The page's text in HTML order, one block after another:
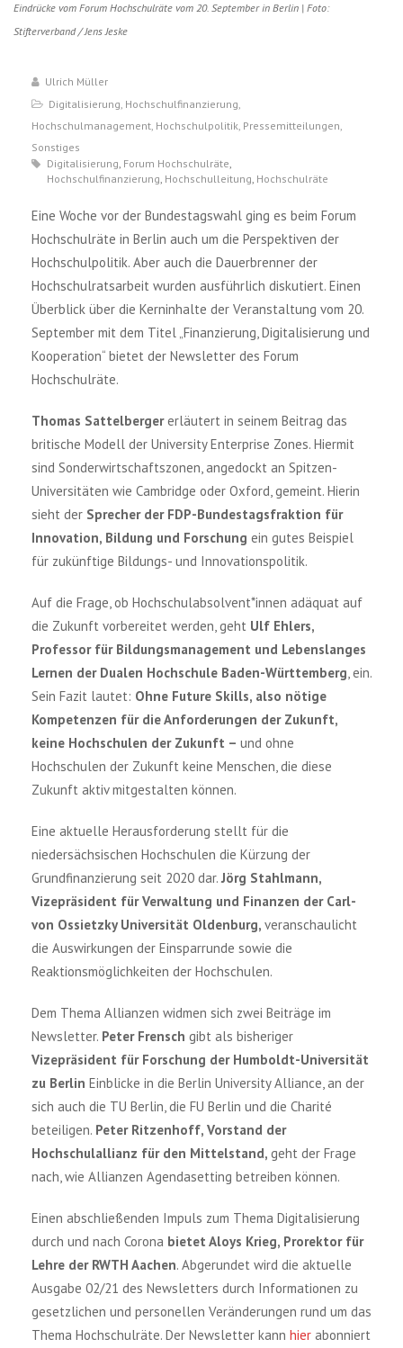
Eindrücke vom Forum Hochschulräte vom 20. September in Berlin | Foto:
Stifterverband / Jens Jeske
Ulrich Müller
Digitalisierung, Hochschulfinanzierung,
Hochschulmanagement, Hochschulpolitik, Pressemitteilungen,
Sonstiges
Digitalisierung, Forum Hochschulräte,
Hochschulfinanzierung, Hochschulleitung, Hochschulräte
Eine Woche vor der Bundestagswahl ging es beim Forum
Hochschulräte in Berlin auch um die Perspektiven der
Hochschulpolitik. Aber auch die Dauerbrenner der
Hochschulratsarbeit wurden ausführlich diskutiert. Einen
Überblick über die Kerninhalte der Veranstaltung vom 20.
September mit dem Titel „Finanzierung, Digitalisierung und
Kooperation“ bietet der Newsletter des Forum
Hochschulräte.
Thomas Sattelbergererläutert in seinem Beitrag das
britische Modell der University Enterprise Zones. Hiermit
sind Sonderwirtschaftszonen, angedockt an Spitzen-
Universitäten wie Cambridge oder Oxford, gemeint. Hierin
sieht der Sprecher der FDP-Bundestagsfraktion für
Innovation, Bildung und Forschung ein gutes Beispiel
für zukünftige Bildungs- und Innovationspolitik.
Auf die Frage, ob Hochschulabsolvent*innen adäquat auf
die Zukunft vorbereitet werden, geht Ulf Ehlers,
Professor für Bildungsmanagement und Lebenslanges
Lernen der Dualen Hochschule Baden-Württemberg, ein.
Sein Fazit lautet: Ohne Future Skills, also nötige
Kompetenzen für die Anforderungen der Zukunft,
keine Hochschulen der Zukunft – und ohne
Hochschulen der Zukunft keine Menschen, die diese
Zukunft aktiv mitgestalten können.
Eine aktuelle Herausforderung stellt für die
niedersächsischen Hochschulen die Kürzung der
Grundfinanzierung seit 2020 dar.Jörg Stahlmann,
Vizepräsident für Verwaltung und Finanzen der Carl-
von Ossietzky Universität Oldenburg, veranschaulicht
die Auswirkungen der Einsparrunde sowie die
Reaktionsmöglichkeiten der Hochschulen.
Dem Thema Allianzen widmen sich zwei Beiträge im
Newsletter. Peter Frensch gibt als bisheriger
Vizepräsident für Forschung der Humboldt-Universität
zu Berlin Einblicke in die Berlin University Alliance, an der
sich auch die TU Berlin, die FU Berlin und die Charité
beteiligen. Peter Ritzenhoff, Vorstand der
Hochschulallianz für den Mittelstand, geht der Frage
nach, wie Allianzen Agendasetting betreiben können.
Einen abschließenden Impuls zum Thema Digitalisierung
durch und nach Corona bietet Aloys Krieg, Prorektor für
Lehre der RWTH Aachen. Abgerundet wird die aktuelle
Ausgabe 02/21 des Newsletters durch Informationen zu
gesetzlichen und personellen Veränderungen rund um das
Thema Hochschulräte. Der Newsletter kann hier abonniert